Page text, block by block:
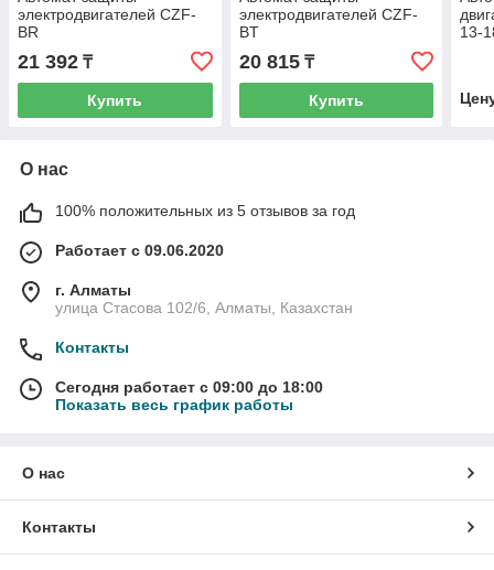
электродвигателей CZF-
BR
21 392 ₸
Купить
электродвигателей CZF-
BT
20 815₸
Купить
13-
О нас
100% положительных из 5 отзывов за год
Работает с 09.06.2020
г. Алматы
улица Стасова 102/6, Алматы, Казахстан
Контакты
Сегодня работает с 09:00 до 18:00
Показать весь график работы
О нас
Контакты